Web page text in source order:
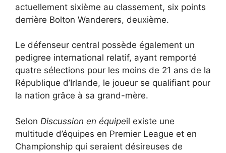
actuellement sixième au classement, six points
derrière Bolton Wanderers, deuxième.
Le défenseur central possède également un
pedigree international relatif, ayant remporté
quatre sélections pour les moins de 21 ans de la
République d’Irlande, le joueur se qualifiant pour
la nation grâce à sa grand-mère.
Selon Discussion en équipeil existe une
multitude d’équipes en Premier League et en
Championship qui seraient désireuses de